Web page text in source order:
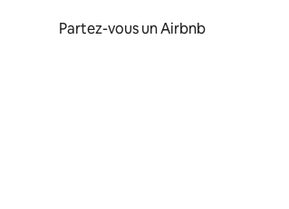
Partez-vous un Airbnb